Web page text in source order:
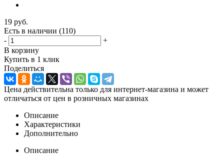
19 руб.
Есть в наличии (110)
-
+
В корзину
Купить в 1 клик
Поделиться
Цена действительна только для интернет-магазина и может
отличаться от цен в розничных магазинах
Описание
Характеристики
Дополнительно
Описание